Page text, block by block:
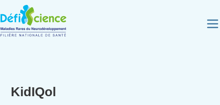
KidIQol
Panneau de gestion des cookies